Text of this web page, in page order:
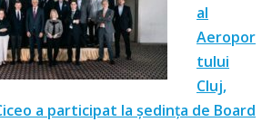
al
Aeropor
tului
Cluj,
a participat la ședința de Board